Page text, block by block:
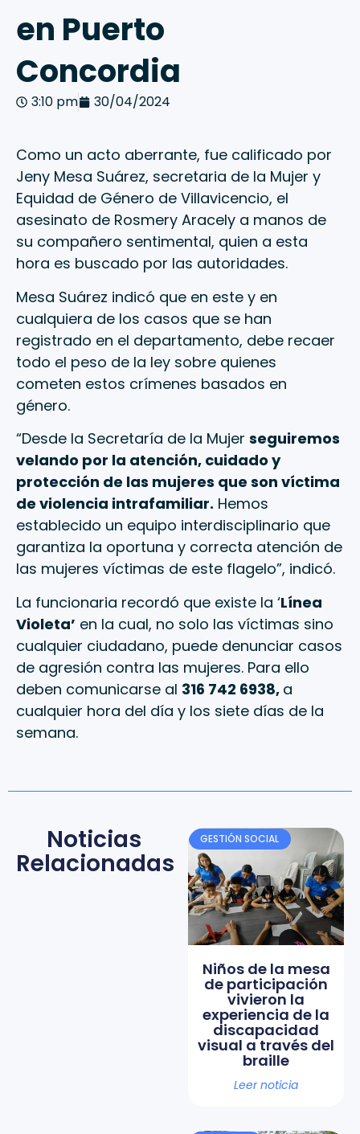
en Puerto
Concordia
3:10 pm 30/04/2024
Como un acto aberrante, fue calificado por
Jeny Mesa Suárez, secretaria de la Mujer y
Equidad de Género de Villavicencio, el
asesinato de Rosmery Aracely a manos de
su compañero sentimental, quien a esta
hora es buscado por las autoridades.
Mesa Suárez indicó que en este y en
cualquiera de los casos que se han
registrado en el departamento, debe recaer
todo el peso de la ley sobre quienes
cometen estos crímenes basados en
género.
“Desde la Secretaría de la Mujer seguiremos
velando por la atención, cuidado y
protección de las mujeres que son víctima
de violencia intrafamiliar. Hemos
establecido un equipo interdisciplinario que
garantiza la oportuna y correcta atención de
las mujeres víctimas de este flagelo”, indicó.
La funcionaria recordó que existe la ‘Línea
Violeta’ en la cual, no solo las víctimas sino
cualquier ciudadano, puede denunciar casos
de agresión contra las mujeres. Para ello
deben comunicarse al 316 742 6938, a
cualquier hora del día y los siete días de la
semana.
Noticias
Relacionadas
GESTIÓN SOCIAL
Niños de la mesa
de participación
vivieron la
experiencia de la
discapacidad
visual a través del
braille
Leer noticia